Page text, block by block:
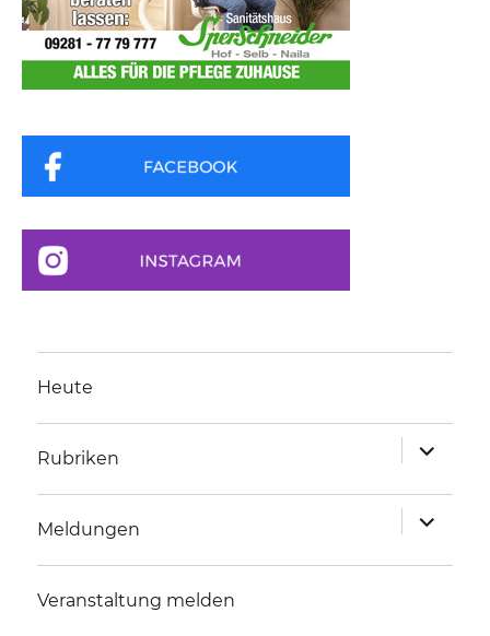
Heute
Rubriken
anzeigen
Meldungen
anzeigen
Veranstaltung melden